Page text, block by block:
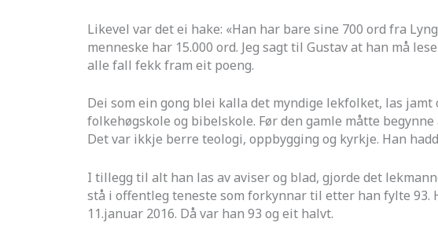
Likevel var det ei hake: «Han har bare sine 700 ord fra
menneske har 15.000 ord. Jeg sagt til Gustav at han må
alle fall fekk fram eit poeng.
Dei som ein gong blei kalla det myndige lekfolket, las
folkehøgskole og bibelskole. Før den gamle måtte
Det var ikkje berre teologi, oppbygging og kyrkje. Han
I tillegg til alt han las av aviser og blad, gjorde det
stå i offentleg teneste som forkynnar til etter han fylte 93.
11.januar 2016. Då var han 93 og eit halvt.